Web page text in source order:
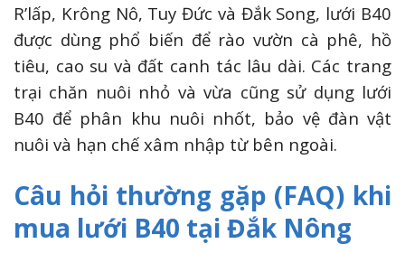
R’lấp, Krông Nô, Tuy Đức và Đắk Song, lưới B40
được dùng phổ biến để rào vườn cà phê, hồ
tiêu, cao su và đất canh tác lâu dài. Các trang
trại chăn nuôi nhỏ và vừa cũng sử dụng lưới
B40 để phân khu nuôi nhốt, bảo vệ đàn vật
nuôi và hạn chế xâm nhập từ bên ngoài.
Câu hỏi thường gặp (FAQ) khi
mua lưới B40 tại Đắk Nông